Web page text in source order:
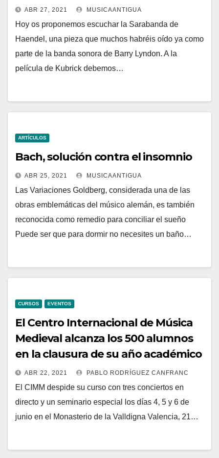
ABR 27, 2021 MUSICAANTIGUA
Hoy os proponemos escuchar la Sarabanda de
Haendel, una pieza que muchos habréis oído ya como
parte de la banda sonora de Barry Lyndon. A la
película de Kubrick debemos…
ARTÍCULOS
Bach, solución contra el insomnio
ABR 25, 2021 MUSICAANTIGUA
Las Variaciones Goldberg, considerada una de las
obras emblemáticas del músico alemán, es también
reconocida como remedio para conciliar el sueño
Puede ser que para dormir no necesites un baño…
CURSOS EVENTOS
El Centro Internacional de Música
Medieval alcanza los 500 alumnos
en la clausura de su año académico
ABR 22, 2021 PABLO RODRÍGUEZ CANFRANC
El CIMM despide su curso con tres conciertos en
directo y un seminario especial los días 4, 5 y 6 de
junio en el Monasterio de la Valldigna Valencia, 21…